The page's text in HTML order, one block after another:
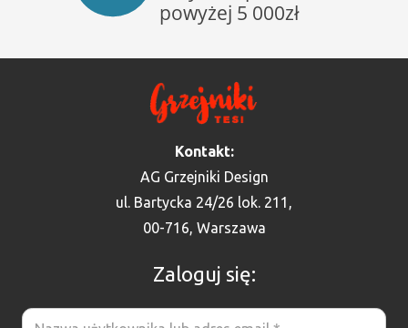
Kontakt:
AG Grzejniki Design
ul. Bartycka 24/26 lok. 211,
00-716, Warszawa
Zaloguj się: